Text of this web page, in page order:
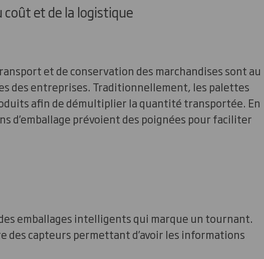
coût et de la logistique
et de conservation des marchandises sont au
des entreprises. Traditionnellement, les palettes
afin de démultiplier la quantité transportée. En
d’emballage prévoient des poignées pour faciliter
emballages intelligents qui marque un tournant.
capteurs permettant d’avoir les informations